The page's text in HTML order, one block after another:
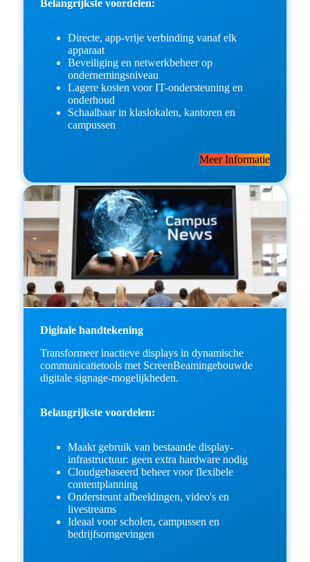
Belangrijkste voordelen:
Directe, app-vrije verbinding vanaf elk
apparaat
Beveiliging en netwerkbeheer op
ondernemingsniveau
Lagere kosten voor IT-ondersteuning en
onderhoud
Schaalbaar in klaslokalen, kantoren en
campussen
Meer Informatie
Digitale handtekening
Transformeer inactieve displays in dynamische
communicatietools met ScreenBeamingebouwde
digitale signage-mogelijkheden.
Belangrijkste voordelen:
Maakt gebruik van bestaande display-
infrastructuur: geen extra hardware nodig
Cloudgebaseerd beheer voor flexibele
contentplanning
Ondersteunt afbeeldingen, video's en
livestreams
Ideaal voor scholen, campussen en
bedrijfsomgevingen